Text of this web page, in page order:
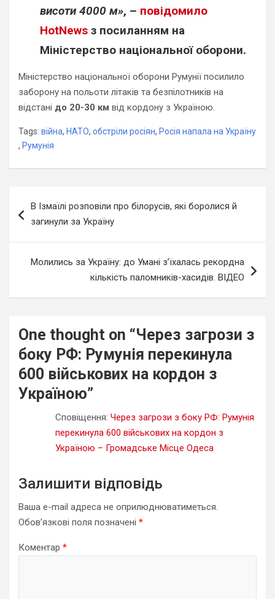
висоти 4000 м», – повідомило
HotNews з посиланням на
Міністерство національної оборони.
Міністерство національної оборони Румунії посилило
заборону на польоти літаків та безпілотників на
відстані до 20-30 км від кордону з Україною.
Tags: війна, НАТО, обстріли росіян, Росія напала на Україну
, Румунія
записів
В Ізмаїлі розповіли про білорусів, які боролися й
загинули за Україну
Молились за Україну: до Умані з’їхалась рекордна
кількість паломників-хасидів. ВІДЕО
One thought on “Через загрози з
боку РФ: Румунія перекинула
600 військових на кордон з
Україною”
Сповіщення: Через загрози з боку РФ: Румунія
перекинула 600 військових на кордон з
Україною – Громадське Місце Одеса
Залишити відповідь
Ваша e-mail адреса не оприлюднюватиметься.
Обов’язкові поля позначені *
Коментар *